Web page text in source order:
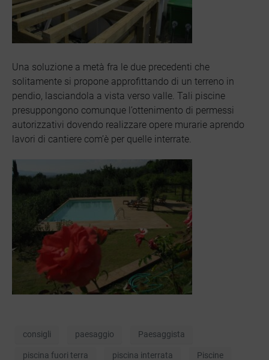
Una soluzione a metà fra le due precedenti che
solitamente si propone approfittando di un terreno in
pendio, lasciandola a vista verso valle. Tali piscine
presuppongono comunque l’ottenimento di permessi
autorizzativi dovendo realizzare opere murarie aprendo
lavori di cantiere com’è per quelle interrate.
consigli paesaggio Paesaggista
piscina fuori terra piscina interrata Piscine